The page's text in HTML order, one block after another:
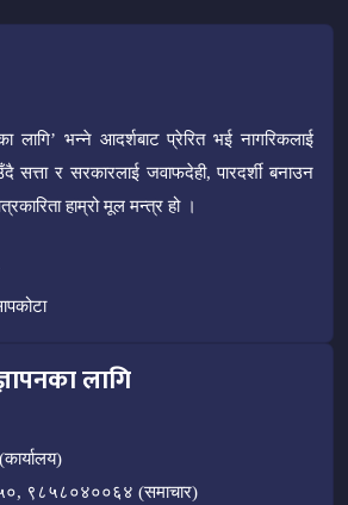
लागि’ भन्ने आदर्शबाट प्रेरित भई नागरिकलाई
सत्ता र सरकारलाई जवाफदेही, पारदर्शी बनाउन
हाम्रो मूल मन्त्र हो ।
लागि
९८५८०४००६४ (समाचार)